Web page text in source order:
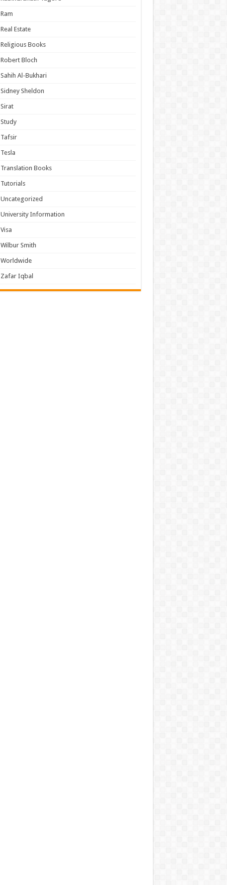
Ram
Real Estate
Religious Books
Robert Bloch
Sahih Al-Bukhari
Sidney Sheldon
Sirat
Study
Tafsir
Tesla
Translation Books
Tutorials
Uncategorized
University Information
Visa
Wilbur Smith
Worldwide
Zafar Iqbal